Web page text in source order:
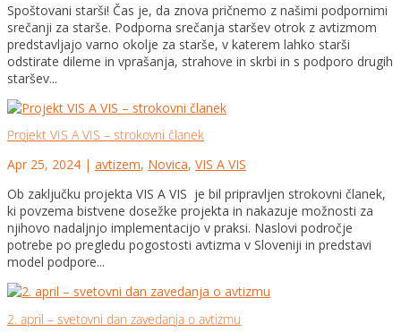
Spoštovani starši! Čas je, da znova pričnemo z našimi podpornimi
srečanji za starše. Podporna srečanja staršev otrok z avtizmom
predstavljajo varno okolje za starše, v katerem lahko starši
odstirate dileme in vprašanja, strahove in skrbi in s podporo drugih
staršev...
Projekt VIS A VIS – strokovni članek
Apr 25, 2024 | avtizem, Novica, VIS A VIS
Ob zaključku projekta VIS A VIS je bil pripravljen strokovni članek,
ki povzema bistvene dosežke projekta in nakazuje možnosti za
njihovo nadaljnjo implementacijo v praksi. Naslovi področje
potrebe po pregledu pogostosti avtizma v Sloveniji in predstavi
model podpore...
2. april – svetovni dan zavedanja o avtizmu